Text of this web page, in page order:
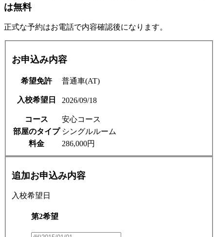
は無料
正式な予約はお電話で内容確認後になります。
お申込み内容
希望免許 普通車(AT)
入校希望日 2026/09/18
コース
安心コース
部屋のタイプ シングルルーム
料金
286,000円
追加お申込み内容
入校希望日
第2希望